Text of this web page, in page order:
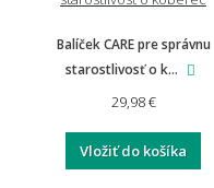
Aká je záruka na
Vyplatí se
Balíček CARE pre správnu
starostlivosť o k...
29,98 €
Vložiť do košíka